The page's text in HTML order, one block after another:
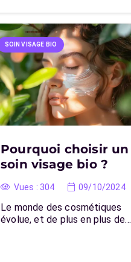
SOIN VISAGE BIO
Pourquoi choisir un
soin visage bio ?
Vues : 304 09/10/2024
Le monde des cosmétiques
évolue, et de plus en plus de…